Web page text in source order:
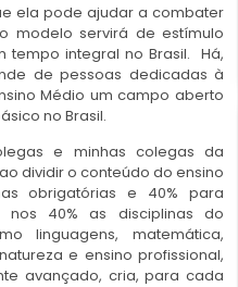
ela pode ajudar a combater
modelo servirá de estímulo
integral no Brasil. Há,
de pessoas dedicadas à
Médio um campo aberto
no Brasil.
e minhas colegas da
dividir o conteúdo do ensino
obrigatórias e 40% para
nos 40% as disciplinas do
linguagens, matemática,
e ensino profissional,
avançado, cria, para cada